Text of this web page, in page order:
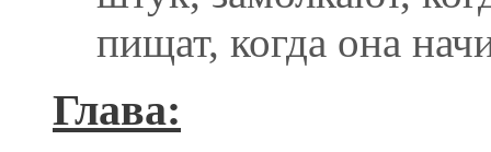
пищат, когда она
Глава: